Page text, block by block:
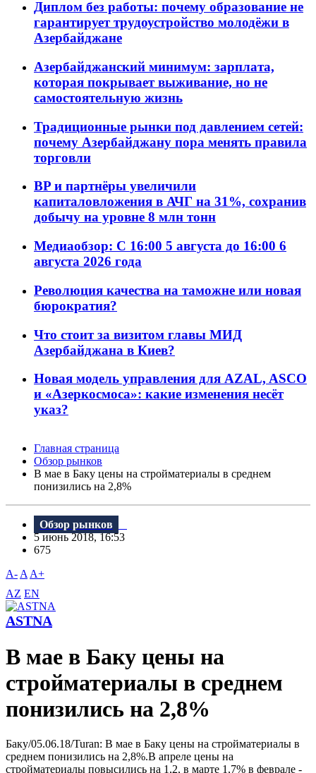
Диплом без работы: почему образование не
гарантирует трудоустройство молодёжи в
Азербайджане
Азербайджанский минимум: зарплата,
которая покрывает выживание, но не
самостоятельную жизнь
Традиционные рынки под давлением сетей:
почему Азербайджану пора менять правила
торговли
BP и партнёры увеличили
капиталовложения в АЧГ на 31%, сохранив
добычу на уровне 8 млн тонн
Медиаобзор: С 16:00 5 августа до 16:00 6
августа 2026 года
Революция качества на таможне или новая
бюрократия?
Что стоит за визитом главы МИД
Азербайджана в Киев?
Новая модель управления для AZAL, ASCO
и «Азеркосмоса»: какие изменения несёт
указ?
Главная страница
Обзор рынков
B мае в Баку цены на стройматериалы в среднем
понизились на 2,8%
Обзор рынков
5 июнь 2018, 16:53
675
A- A A+
AZ EN
ASTNA
B мае в Баку цены на
стройматериалы в среднем
понизились на 2,8%
Баку/05.06.18/Turan: B мае в Баку цены на стройматериалы в
среднем понизились на 2,8%.B апреле цены на
стройматериалы повысились на 1,2, в марте 1,7% в феврале -